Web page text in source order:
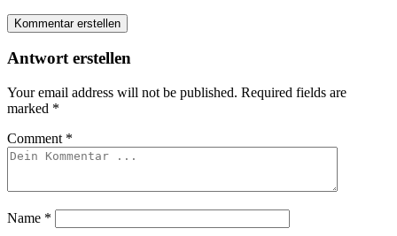
Kommentar erstellen
Antwort erstellen
Your email address will not be published. Required fields are
marked *
Comment *
Name *